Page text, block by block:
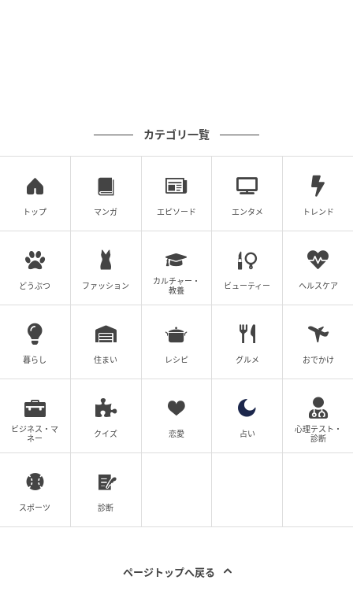
カテゴリ一覧
トップ マンガ エピソード エンタメ トレンド
どうぶつ ファッション
カルチャー・
教養
ビューティー ヘルスケア
暮らし 住まい レシピ グルメ おでかけ
ビジネス・マ
ネー
クイズ 恋愛 占い
心理テスト・
診断
スポーツ 診断
ページトップへ戻る